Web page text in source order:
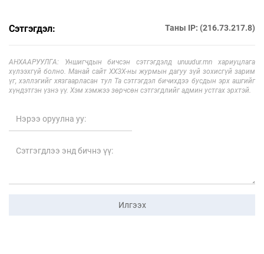
Сэтгэгдэл: Таны IP: (216.73.217.8)
АНХААРУУЛГА: Уншигчдын бичсэн сэтгэгдэлд unuudur.mn хариуцлага
хүлээхгүй болно. Манай сайт ХХЗХ-ны журмын дагуу зүй зохисгүй зарим
үг, хэллэгийг хязгаарласан тул Та сэтгэгдэл бичихдээ бусдын эрх ашгийг
хүндэтгэн үзнэ үү. Хэм хэмжээ зөрчсөн сэтгэгдлийг админ устгах эрхтэй.
Илгээх